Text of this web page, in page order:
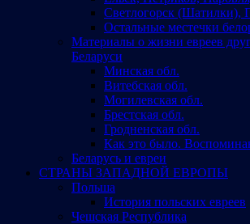
Светлогорск (Шатилки),
Остальные местечки
Материалы о жизни евреев
Беларуси
Минская обл.
Витебская обл.
Могилевская обл.
Брестская обл.
Гродненская обл.
Как это было.
Беларусь и евреи
СТРАНЫ ЗАПАДНОЙ ЕВРОПЫ
Польша
История польских евреев
Чешская Республика